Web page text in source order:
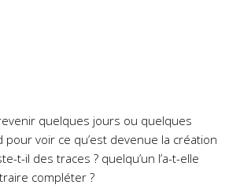
quelques jours ou quelques
voir ce qu’est devenue la création
t-il des traces ? quelqu’un l’a-t-elle
compléter ?